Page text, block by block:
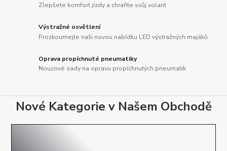
Zlepšete komfort jízdy a chraňte svůj volant
Výstražné osvětlení
Prozkoumejte naši novou nabídku LED výstražných majáků
Oprava propíchnuté pneumatiky
Nouzové sady na opravu propíchnutých pneumatik
Nové Kategorie v Našem Obchodě